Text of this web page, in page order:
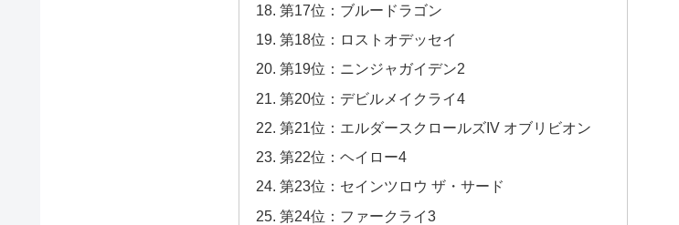
第17位：ブルードラゴン
第18位：ロストオデッセイ
第19位：ニンジャガイデン2
第20位：デビルメイクライ4
第21位：エルダースクロールズIV オブリビオン
第22位：ヘイロー4
第23位：セインツロウ ザ・サード
第24位：ファークライ3